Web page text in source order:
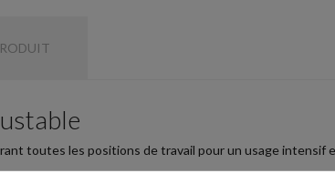
toutes les positions de travail pour un usage intensif